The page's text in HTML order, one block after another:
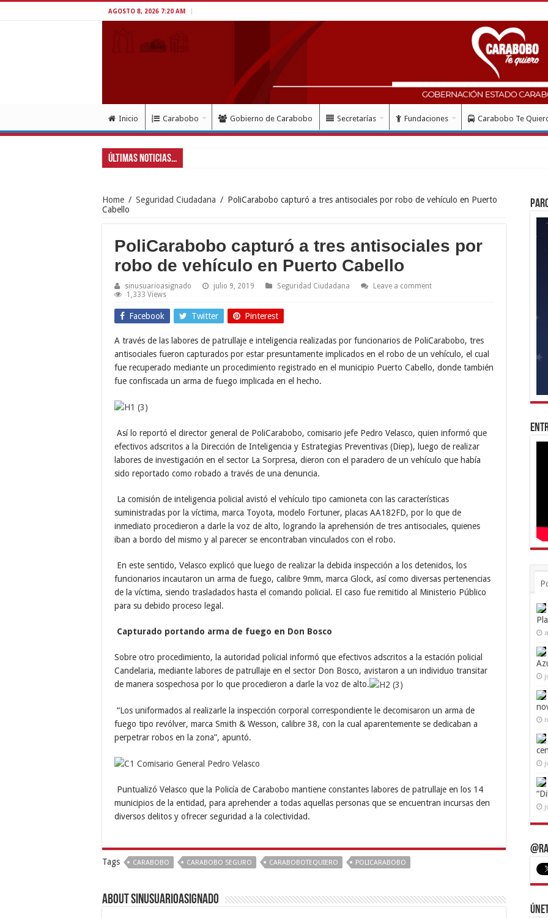
AGOSTO 8, 2026 7:20 AM
Inicio Carabobo Gobierno de Carabobo Secretarías Fundaciones Carabobo Te
Últimas Noticias...
Home / Seguridad Ciudadana / PoliCarabobo capturó a tres antisociales por robo de vehículo en Puerto
Cabello
PoliCarabobo capturó a tres antisociales por
robo de vehículo en Puerto Cabello
sinusuarioasignado julio 9, 2019 Seguridad Ciudadana
Leave a comment
1,333 Views
Facebook Twitter Pinterest
A través de las labores de patrullaje e inteligencia realizadas por funcionarios de PoliCarabobo, tres
antisociales fueron capturados por estar presuntamente implicados en el robo de un vehículo, el cual
fue recuperado mediante un procedimiento registrado en el municipio Puerto Cabello, donde también
fue confiscada un arma de fuego implicada en el hecho.
Así lo reportó el director general de PoliCarabobo, comisario jefe Pedro Velasco, quien informó que
efectivos adscritos a la Dirección de Inteligencia y Estrategias Preventivas (Diep), luego de realizar
labores de investigación en el sector La Sorpresa, dieron con el paradero de un vehículo que había
sido reportado como robado a través de una denuncia.
La comisión de inteligencia policial avistó el vehículo tipo camioneta con las características
suministradas por la víctima, marca Toyota, modelo Fortuner, placas AA182FD, por lo que de
inmediato procedieron a darle la voz de alto, logrando la aprehensión de tres antisociales, quienes
iban a bordo del mismo y al parecer se encontraban vinculados con el robo.
En este sentido, Velasco explicó que luego de realizar la debida inspección a los detenidos, los
funcionarios incautaron un arma de fuego, calibre 9mm, marca Glock, así como diversas pertenencias
de la víctima, siendo trasladados hasta el comando policial. El caso fue remitido al Ministerio Público
para su debido proceso legal.
Capturado portando arma de fuego en Don Bosco
Sobre otro procedimiento, la autoridad policial informó que efectivos adscritos a la estación policial
Candelaria, mediante labores de patrullaje en el sector Don Bosco, avistaron a un individuo transitar
de manera sospechosa por lo que procedieron a darle la voz de alto.
“Los uniformados al realizarle la inspección corporal correspondiente le decomisaron un arma de
fuego tipo revólver, marca Smith & Wesson, calibre 38, con la cual aparentemente se dedicaban a
perpetrar robos en la zona”, apuntó.
Puntualizó Velasco que la Policía de Carabobo mantiene constantes labores de patrullaje en los 14
municipios de la entidad, para aprehender a todas aquellas personas que se encuentran incursas den
diversos delitos y ofrecer seguridad a la colectividad.
Tags CARABOBO CARABOBO SEGURO CARABOBOTEQUIERO POLICARABOBO
About sinusuarioasignado